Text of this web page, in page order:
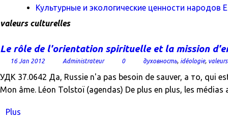
Культурные и экологические ценности народов
valeurs culturelles
Le rôle de l'orientation spirituelle et la mission
16 Jan 2012 Administrateur 0 духовность, idéologie,
УДК 37.0642 Да, Russie n'a pas besoin de sauver, а то, qui
Mon âme. Léon Tolstoï (agendas) De plus en plus, les
Plus